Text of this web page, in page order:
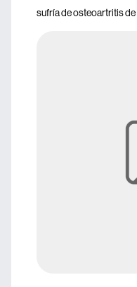
sufría de osteoartritis de